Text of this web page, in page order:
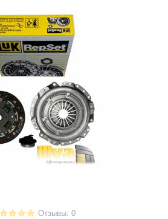
Отзывы: 0